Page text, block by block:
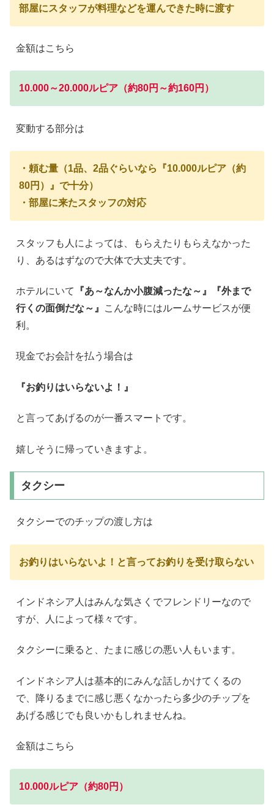
部屋にスタッフが料理などを運んできた時に渡す
金額はこちら
10.000～20.000ルピア（約80円～約160円）
変動する部分は
・頼む量（1品、2品ぐらいなら『10.000ルピア（約
80円）』で十分）
・部屋に来たスタッフの対応
スタッフも人によっては、もらえたりもらえなかった
り、あるはずなので大体で大丈夫です。
ホテルにいて 『あ～なんか小腹減ったな～』
『外まで
行くの面倒だな～』
こんな時にはルームサービスが便
利。
現金でお会計を払う場合は
『お釣りはいらないよ！』
と言ってあげるのが一番スマートです。
嬉しそうに帰っていきますよ。
タクシー
タクシーでのチップの渡し方は
お釣りはいらないよ！と言ってお釣りを受け取らない
インドネシア人はみんな気さくでフレンドリーなので
すが、人によって様々です。
タクシーに乗ると、たまに感じの悪い人もいます。
インドネシア人は基本的にみんな話しかけてくるの
で、降りるまでに感じ悪くなかったら多少のチップを
あげる感じでも良いかもしれませんね。
金額はこちら
10.000ルピア（約80円）